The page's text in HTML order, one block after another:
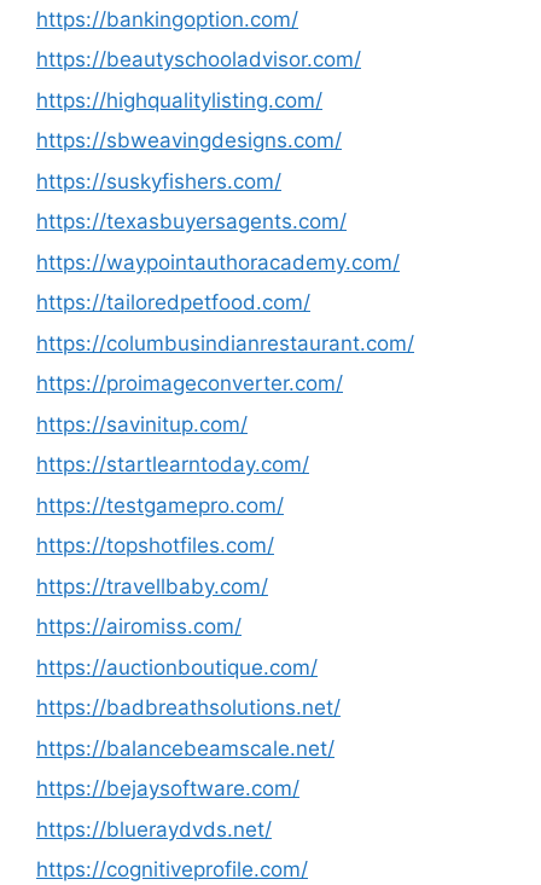
https://bankingoption.com/
https://beautyschooladvisor.com/
https://highqualitylisting.com/
https://sbweavingdesigns.com/
https://suskyfishers.com/
https://texasbuyersagents.com/
https://waypointauthoracademy.com/
https://tailoredpetfood.com/
https://columbusindianrestaurant.com/
https://proimageconverter.com/
https://savinitup.com/
https://startlearntoday.com/
https://testgamepro.com/
https://topshotfiles.com/
https://travellbaby.com/
https://airomiss.com/
https://auctionboutique.com/
https://badbreathsolutions.net/
https://balancebeamscale.net/
https://bejaysoftware.com/
https://blueraydvds.net/
https://cognitiveprofile.com/